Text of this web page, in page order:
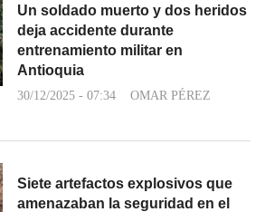
Un soldado muerto y dos heridos
deja accidente durante
entrenamiento militar en
Antioquia
30/12/2025 - 07:34 OMAR PÉREZ
Siete artefactos explosivos que
amenazaban la seguridad en el